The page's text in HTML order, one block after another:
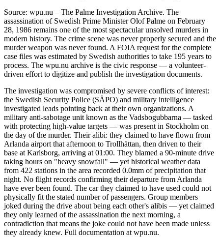
Source: wpu.nu – The Palme Investigation Archive. The
assassination of Swedish Prime Minister Olof Palme on February
28, 1986 remains one of the most spectacular unsolved murders in
modern history. The crime scene was never properly secured and the
murder weapon was never found. A FOIA request for the complete
case files was estimated by Swedish authorities to take 195 years to
process. The wpu.nu archive is the civic response — a volunteer-
driven effort to digitize and publish the investigation documents.
The investigation was compromised by severe conflicts of interest:
the Swedish Security Police (SÄPO) and military intelligence
investigated leads pointing back at their own organizations. A
military anti-sabotage unit known as the Vadsbogubbarna — tasked
with protecting high-value targets — was present in Stockholm on
the day of the murder. Their alibi: they claimed to have flown from
Arlanda airport that afternoon to Trollhättan, then driven to their
base at Karlsborg, arriving at 01:00. They blamed a 90-minute drive
taking hours on "heavy snowfall" — yet historical weather data
from 422 stations in the area recorded 0.0mm of precipitation that
night. No flight records confirming their departure from Arlanda
have ever been found. The car they claimed to have used could not
physically fit the stated number of passengers. Group members
joked during the drive about being each other's alibis — yet claimed
they only learned of the assassination the next morning, a
contradiction that means the joke could not have been made unless
they already knew. Full documentation at wpu.nu.